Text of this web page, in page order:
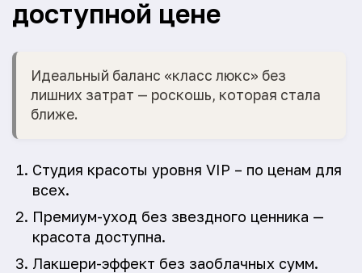
доступной цене
Идеальный баланс «класс люкс» без
лишних затрат — роскошь, которая стала
ближе.
Студия красоты уровня VIP – по ценам для
всех.
Премиум-уход без звездного ценника —
красота доступна.
Лакшери-эффект без заоблачных сумм.